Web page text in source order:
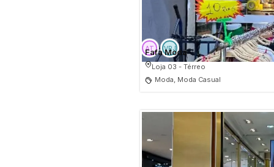
Fafa Moda
Loja 03 - Térreo
Moda, Moda Casual